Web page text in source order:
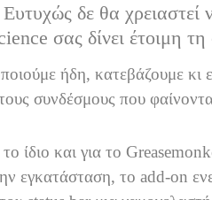
Ευτυχώς δε θα
σας δίνει έτοιμη
ήδη, κατεβάζουμε κι
συνδέσμους που
ίδιο και για το
εγκατάσταση, το add-on